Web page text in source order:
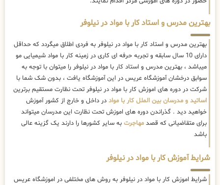
بهترین مدرس و استاد کار با مواد در نیلوفر
بهترین مدرس و استاد کار با مواد در نیلوفر به فردی اطلاق میگردد که حداقل
دارای 10 سال سابقه و تجربه حرفه ای کاری در زمینه کار با مواد شیمیایی مو
میباشد ، بهترین مدرس و استاد کار با مواد در نیلوفر را میتوان با توجه به
سوابق درخشان آموزشگاه عریس در این آموزشگاه یافت ، بدون شک شما با
شرکت در دوره های اموزش کار با مواد در نیلوفر تحت نظارت مستقیم برترین
اساتید و مدرسان بین الملل کار با مواد در داخل و خارج از کشور آموزش
خواهید دید . گذراندن دوره های اموزش تحت نظارت این مدرسان میتواند
برای متقاضیانی که قصد مهاجرت به سایر کشورها را دارند یک گزینه عالی
باشد
شرایط آموزش کار با مواد در نیلوفر
شرایط اموزش کار با مواد در نیلوفر به روش های مختلفی در اموزشگاه عریس